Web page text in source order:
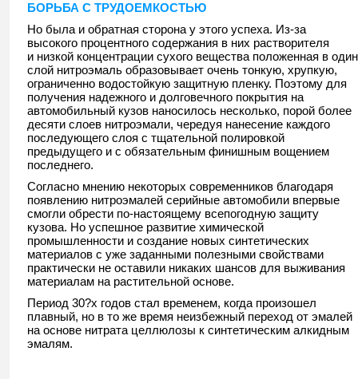
БОРЬБА С ТРУДОЕМКОСТЬЮ
Но была и обратная сторона у этого успеха. Из-за
высокого процентного содержания в них растворителя
и низкой концентрации сухого вещества положенная в один
слой нитроэмаль образовывает очень тонкую, хрупкую,
ограниченно водостойкую защитную пленку. Поэтому для
получения надежного и долговечного покрытия на
автомобильный кузов наносилось несколько, порой более
десяти слоев нитроэмали, чередуя нанесение каждого
последующего слоя с тщательной полировкой
предыдущего и с обязательным финишным вощением
последнего.
Согласно мнению некоторых современников благодаря
появлению нитроэмалей серийные автомобили впервые
смогли обрести по-настоящему всепогодную защиту
кузова. Но успешное развитие химической
промышленности и создание новых синтетических
материалов с уже заданными полезными свойствами
практически не оставили никаких шансов для выживания
материалам на растительной основе.
Период 30?х годов стал временем, когда произошел
плавный, но в то же время неизбежный переход от эмалей
на основе нитрата целлюлозы к синтетическим алкидным
эмалям.